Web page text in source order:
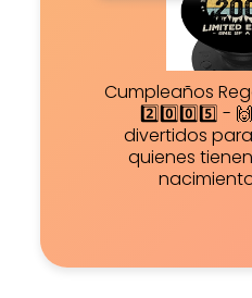
Cumpleaños
2️⃣0️⃣0️⃣5️⃣ -
divertidos
quienes